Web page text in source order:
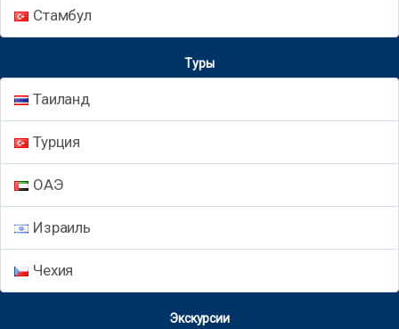
Стамбул
Туры
Таиланд
Турция
ОАЭ
Израиль
Чехия
Экскурсии